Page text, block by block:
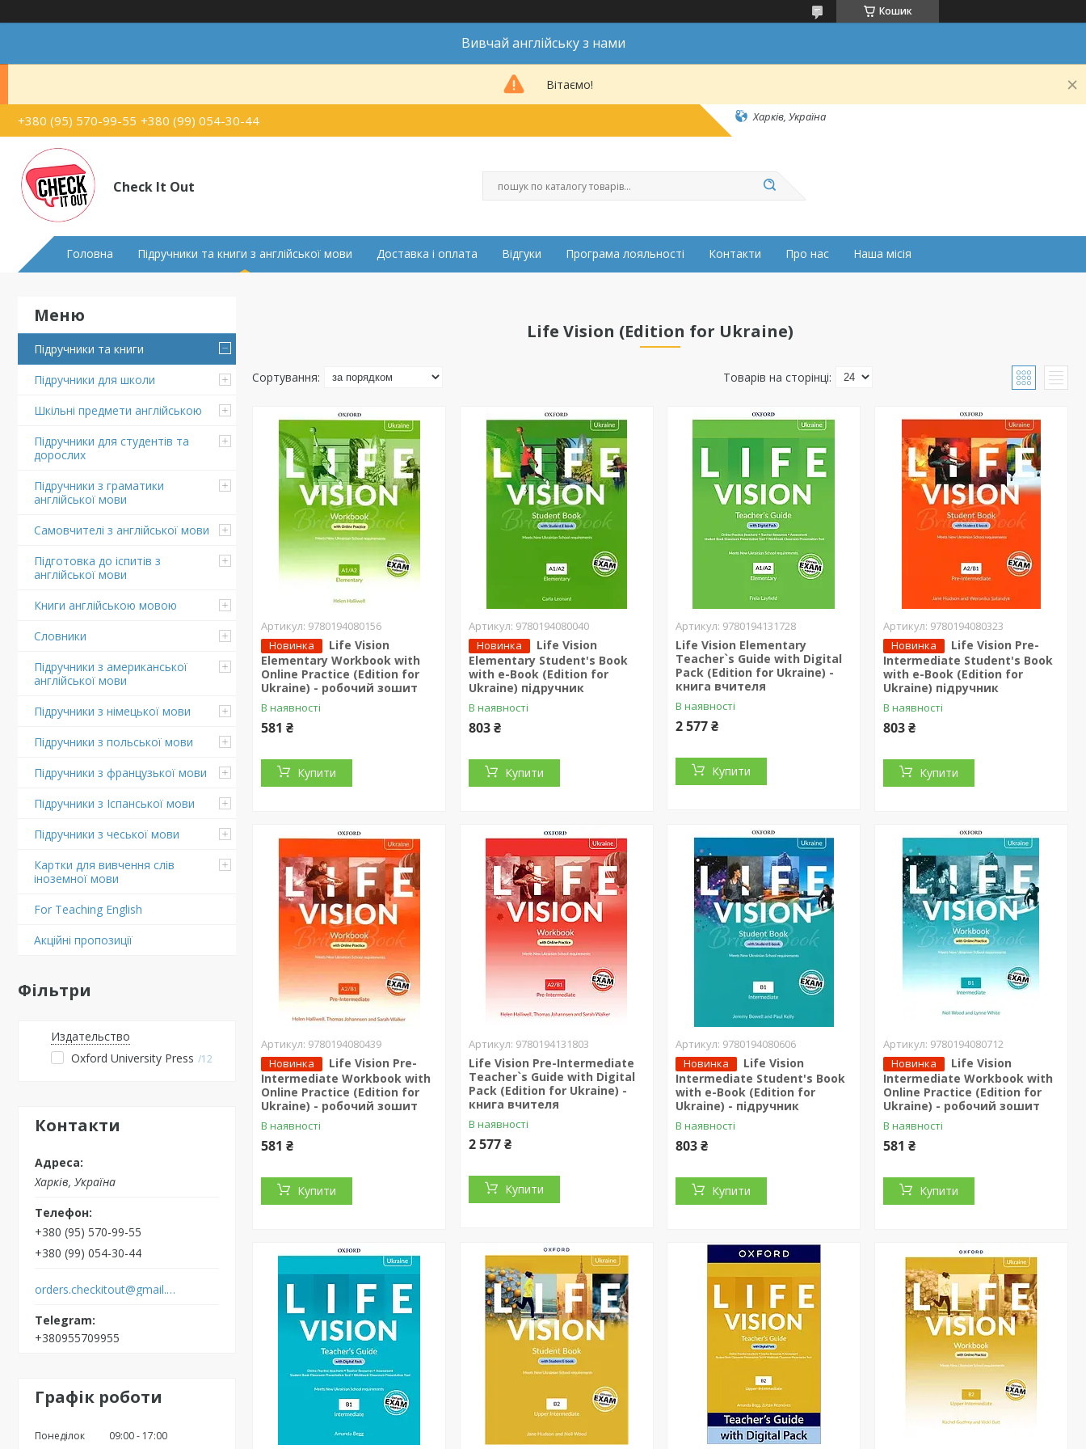
Кошик
Вивчай англійську з нами
Вітаємо!
+380 (95) 570-99-55 +380 (99) 054-30-44 Харків, Україна
Check It Out
Головна Підручники та книги з англійської мови Доставка і оплата Відгуки Програма лояльності Контакти Про нас Наша місія
Підручники та книги
Підручники для школи
Шкільні предмети англійською
Підручники для студентів та
дорослих
Підручники з граматики
англійської мови
Самовчителі з англійської мови
Підготовка до іспитів з
англійської мови
Книги англійською мовою
Словники
Підручники з американської
англійської мови
Підручники з німецької мови
Підручники з польської мови
Підручники з французької мови
Підручники з Іспанської мови
Підручники з чеської мови
Картки для вивчення слів
іноземної мови
For Teaching English
Акційні пропозиції
Фільтри
Издательство
Oxford University Press
12
Контакти
Харків, Україна
+380 (95) 570-99-55
+380 (99) 054-30-44
orders.checkitout@gmail.com
+380955709955
Графік роботи
Понеділок 09:00
17:00
Life Vision (Edition for Ukraine)
9780194080156
Новинка
Life Vision
Elementary Workbook with
Online Practice (Edition for
Ukraine) - робочий зошит
В наявності
581 ₴
Купити
9780194080040
Новинка
Life Vision
Elementary Student's Book
with e-Book (Edition for
Ukraine) підручник
В наявності
803 ₴
Купити
9780194131728
Life Vision Elementary
Teacher`s Guide with Digital
Pack (Edition for Ukraine) -
книга вчителя
В наявності
2 577 ₴
Купити
9780194080323
Новинка
Life Vision Pre-
Intermediate Student's Book
with e-Book (Edition for
Ukraine) підручник
В наявності
803 ₴
Купити
9780194080439
Новинка
Life Vision Pre-
Intermediate Workbook with
Online Practice (Edition for
Ukraine) - робочий зошит
В наявності
581 ₴
Купити
9780194131803
Life Vision Pre-Intermediate
Teacher`s Guide with Digital
Pack (Edition for Ukraine) -
книга вчителя
В наявності
2 577 ₴
Купити
9780194080606
Новинка
Life Vision
Intermediate Student's Book
with e-Book (Edition for
Ukraine) - підручник
В наявності
803 ₴
Купити
9780194080712
Новинка
Life Vision
Intermediate Workbook with
Online Practice (Edition for
Ukraine) - робочий зошит
В наявності
581 ₴
Купити